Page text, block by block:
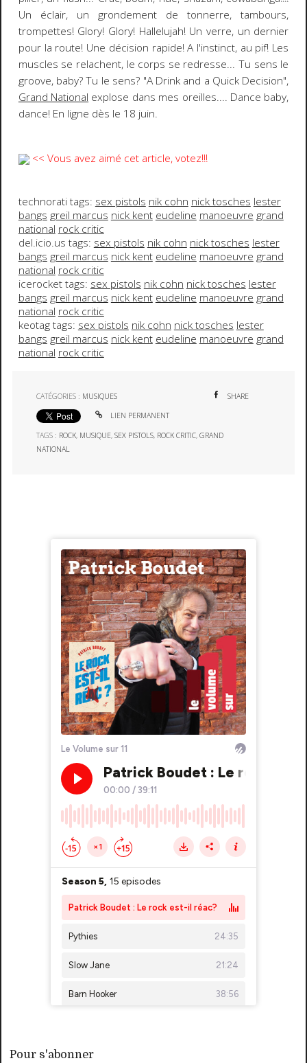
Pour s'abonner
Un éclair, un grondement de tonnerre, tambours,
trompettes! Glory! Glory! Hallelujah!Un verre, un dernier
pour la route! Une décision rapide! A l'instinct, au pif! Les
muscles se relachent, le corps se redresse... Tu sens le
groove, baby? Tu le sens? "A Drink and a Quick Decision",
Grand National explose dans mes oreilles.... Dance baby,
dance! En ligne dès le 18 juin.
<< Vous avez aimé cet article, votez!!!
technorati tags: sex pistols nik cohn nick tosches lester
bangs greil marcus nick kent eudeline manoeuvre grand
national rock critic
del.icio.us tags: sex pistols nik cohn nick tosches lester
bangs greil marcus nick kent eudeline manoeuvre grand
national rock critic
icerocket tags: sex pistols nik cohn nick tosches lester
bangs greil marcus nick kent eudeline manoeuvre grand
national rock critic
keotag tags: sex pistols nik cohn nick tosches lester
bangs greil marcus nick kent eudeline manoeuvre grand
national rock critic
CATÉGORIES : MUSIQUES SHARE
LIEN PERMANENT
TAGS : ROCK, MUSIQUE,SEX PISTOLS, ROCK CRITIC,GRAND
NATIONAL